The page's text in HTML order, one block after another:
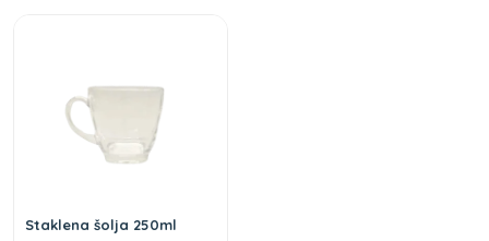
Staklena šolja 250ml